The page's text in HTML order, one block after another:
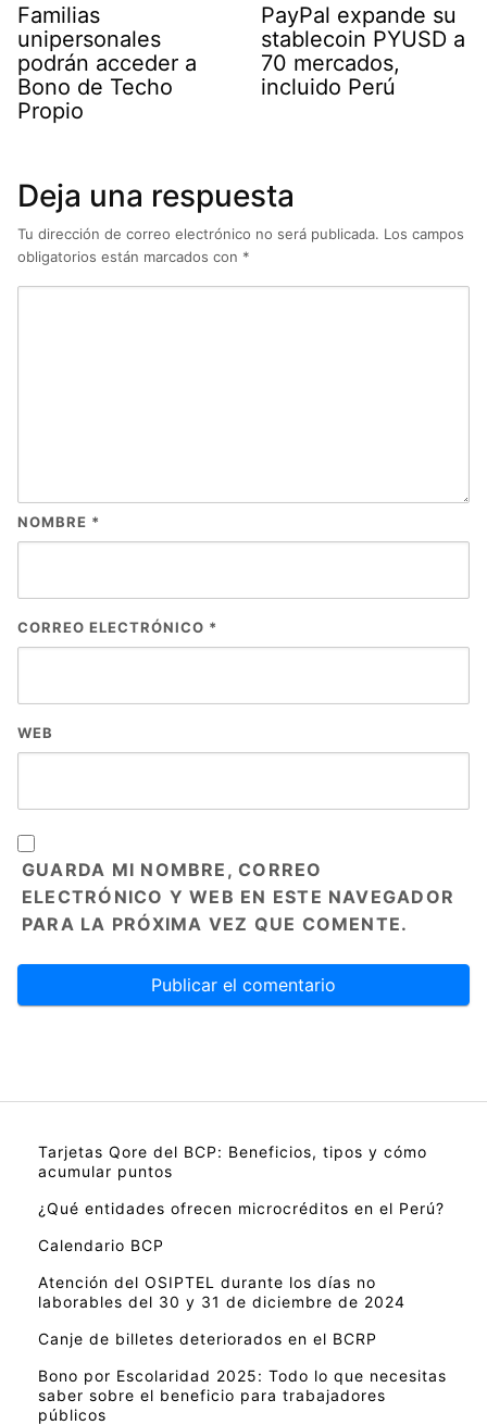
Familias
unipersonales
podrán acceder a
Bono de Techo
Propio
PayPal expande su
stablecoin PYUSD a
70 mercados,
incluido Perú
Deja una respuesta
Tu dirección de correo electrónico no será publicada. Los campos
obligatorios están marcados con *
NOMBRE *
CORREO ELECTRÓNICO *
WEB
GUARDA MI NOMBRE, CORREO
ELECTRÓNICO Y WEB EN ESTE NAVEGADOR
PARA LA PRÓXIMA VEZ QUE COMENTE.
Tarjetas Qore del BCP: Beneficios, tipos y cómo
acumular puntos
¿Qué entidades ofrecen microcréditos en el Perú?
Calendario BCP
Atención del OSIPTEL durante los días no
laborables del 30 y 31 de diciembre de 2024
Canje de billetes deteriorados en el BCRP
Bono por Escolaridad 2025: Todo lo que necesitas
saber sobre el beneficio para trabajadores
públicos